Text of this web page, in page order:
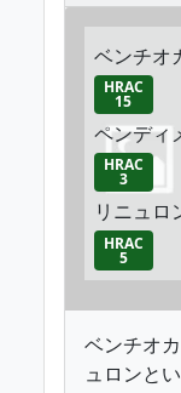
ベンチオ
HRAC
15
ペンディ
HRAC
3
リニュロ
HRAC
5
ベンチオ
ュロンと